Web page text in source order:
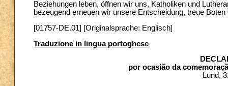
Beziehungen leben, öffnen wir uns, Katholiken und
bezeugend erneuen wir unsere Entscheidung, treue
[01757-DE.01] [Originalsprache: Englisch]
Traduzione in lingua portoghese
por ocasião da
Lund,